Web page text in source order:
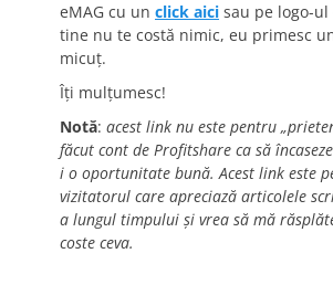
eMAG cu un click aici sau pe logo-ul
tine nu te costă nimic, eu primesc
micuț.
Îți mulțumesc!
Notă: acest link nu este pentru
făcut cont de Profitshare ca să
i o oportunitate bună. Acest link este
vizitatorul care apreciază articolele
a lungul timpului și vrea să mă
coste ceva.